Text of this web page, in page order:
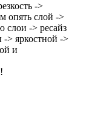
->
опять слой ->
слои -> ресайз
> яркостной ->
и